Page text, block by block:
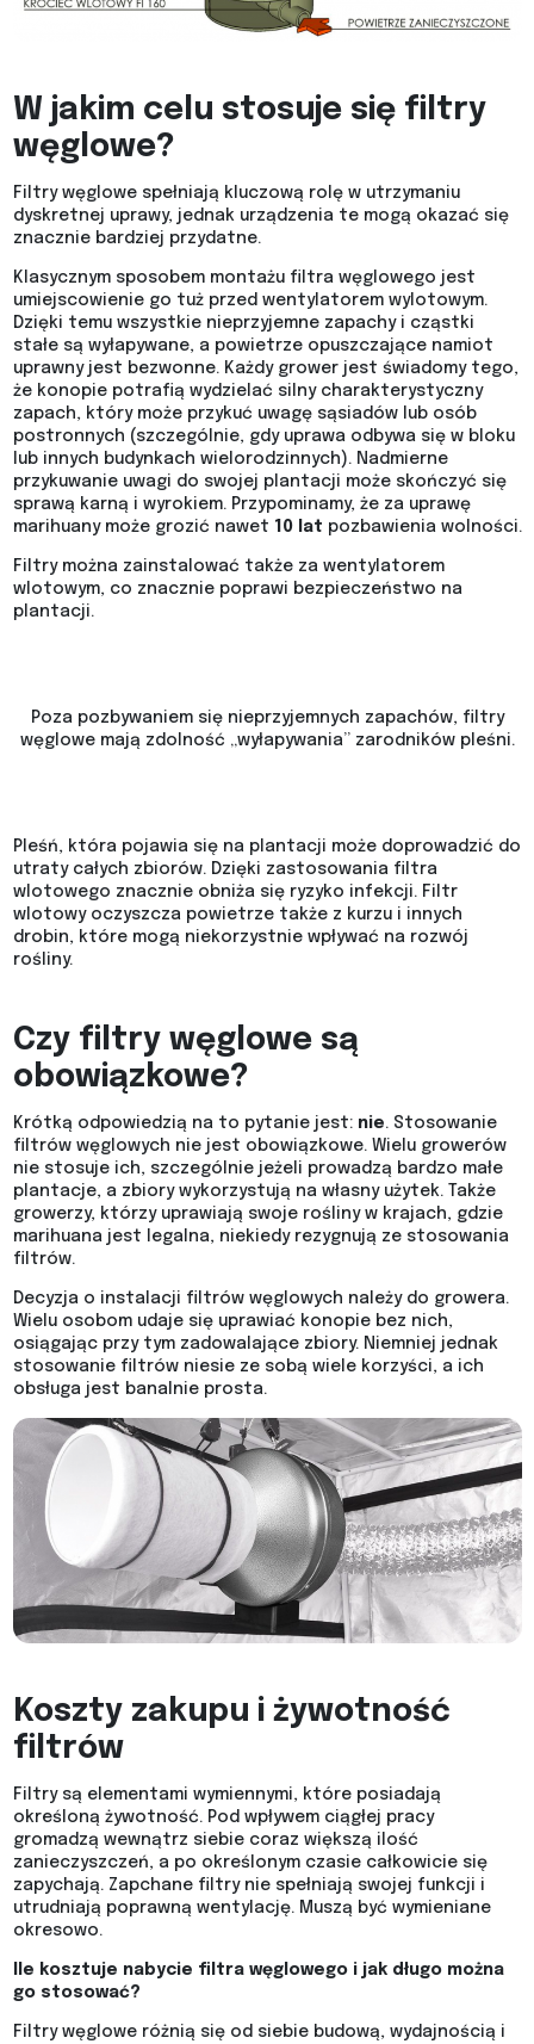
W jakim celu stosuje się filtry
węglowe?
Filtry węglowe spełniają kluczową rolę w utrzymaniu
dyskretnej uprawy, jednak urządzenia te mogą okazać się
znacznie bardziej przydatne.
Klasycznym sposobem montażu filtra węglowego jest
umiejscowienie go tuż przed wentylatorem wylotowym.
Dzięki temu wszystkie nieprzyjemne zapachy i cząstki
stałe są wyłapywane, a powietrze opuszczające namiot
uprawny jest bezwonne. Każdy grower jest świadomy tego,
że konopie potrafią wydzielać silny charakterystyczny
zapach, który może przykuć uwagę sąsiadów lub osób
postronnych (szczególnie, gdy uprawa odbywa się w bloku
lub innych budynkach wielorodzinnych). Nadmierne
przykuwanie uwagi do swojej plantacji może skończyć się
sprawą karną i wyrokiem. Przypominamy, że za uprawę
marihuany może grozić nawet 10 lat pozbawienia wolności.
Filtry można zainstalować także za wentylatorem
wlotowym, co znacznie poprawi bezpieczeństwo na
plantacji.
Poza pozbywaniem się nieprzyjemnych zapachów, filtry
węglowe mają zdolność „wyłapywania” zarodników pleśni.
Pleśń, która pojawia się na plantacji może doprowadzić do
utraty całych zbiorów. Dzięki zastosowania filtra
wlotowego znacznie obniża się ryzyko infekcji. Filtr
wlotowy oczyszcza powietrze także z kurzu i innych
drobin, które mogą niekorzystnie wpływać na rozwój
rośliny.
Czy filtry węglowe są
obowiązkowe?
Krótką odpowiedzią na to pytanie jest: nie. Stosowanie
filtrów węglowych nie jest obowiązkowe. Wielu growerów
nie stosuje ich, szczególnie jeżeli prowadzą bardzo małe
plantacje, a zbiory wykorzystują na własny użytek. Także
growerzy, którzy uprawiają swoje rośliny w krajach, gdzie
marihuana jest legalna, niekiedy rezygnują ze stosowania
filtrów.
Decyzja o instalacji filtrów węglowych należy do growera.
Wielu osobom udaje się uprawiać konopie bez nich,
osiągając przy tym zadowalające zbiory. Niemniej jednak
stosowanie filtrów niesie ze sobą wiele korzyści, a ich
obsługa jest banalnie prosta.
Koszty zakupu i żywotność
filtrów
Filtry są elementami wymiennymi, które posiadają
określoną żywotność. Pod wpływem ciągłej pracy
gromadzą wewnątrz siebie coraz większą ilość
zanieczyszczeń, a po określonym czasie całkowicie się
zapychają. Zapchane filtry nie spełniają swojej funkcji i
utrudniają poprawną wentylację. Muszą być wymieniane
okresowo.
Ile kosztuje nabycie filtra węglowego i jak długo można
go stosować?
Filtry węglowe różnią się od siebie budową, wydajnością i